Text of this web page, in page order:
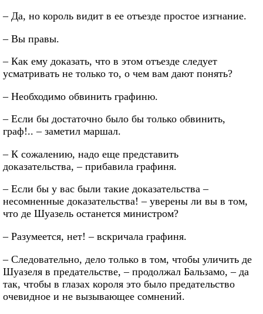
– Да, но король видит в ее отъезде простое изгнание.
– Вы правы.
– Как ему доказать, что в этом отъезде следует
усматривать не только то, о чем вам дают понять?
– Необходимо обвинить графиню.
– Если бы достаточно было бы только обвинить,
граф!.. – заметил маршал.
– К сожалению, надо еще представить
доказательства, – прибавила графиня.
– Если бы у вас были такие доказательства –
несомненные доказательства! – уверены ли вы в том,
что де Шуазель останется министром?
– Разумеется, нет! – вскричала графиня.
– Следовательно, дело только в том, чтобы уличить де
Шуазеля в предательстве, – продолжал Бальзамо, – да
так, чтобы в глазах короля это было предательство
очевидное и не вызывающее сомнений.